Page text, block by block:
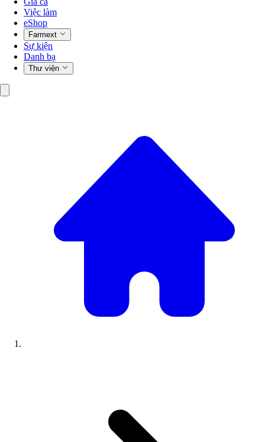
Việc làm
eShop
Farmext
Sự kiện
Danh bạ
Thư viện